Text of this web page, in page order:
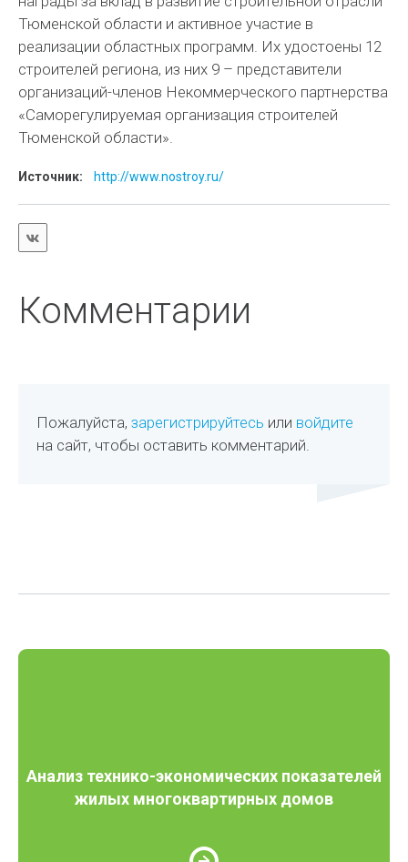
Тюменской области и активное участие в
реализации областных программ. Их удостоены 12
строителей региона, из них 9 – представители
организаций-членов Некоммерческого партнерства
«Саморегулируемая организация строителей
Тюменской области».
Источник: http://www.nostroy.ru/
Комментарии
Пожалуйста,зарегистрируйтесь или войдите
на сайт, чтобы оставить комментарий.
Анализ технико-экономических показателей
жилых многоквартирных домов